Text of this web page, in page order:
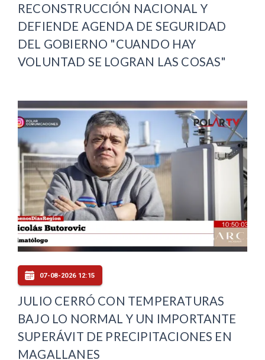
RECONSTRUCCIÓN NACIONAL Y
DEFIENDE AGENDA DE SEGURIDAD
DEL GOBIERNO "CUANDO HAY
VOLUNTAD SE LOGRAN LAS COSAS"
07-08-2026 12:15
JULIO CERRÓ CON TEMPERATURAS
BAJO LO NORMAL Y UN IMPORTANTE
SUPERÁVIT DE PRECIPITACIONES EN
MAGALLANES